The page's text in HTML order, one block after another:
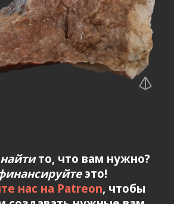
найтито, что вам нужно?
это!
нас на Patreon, чтобы